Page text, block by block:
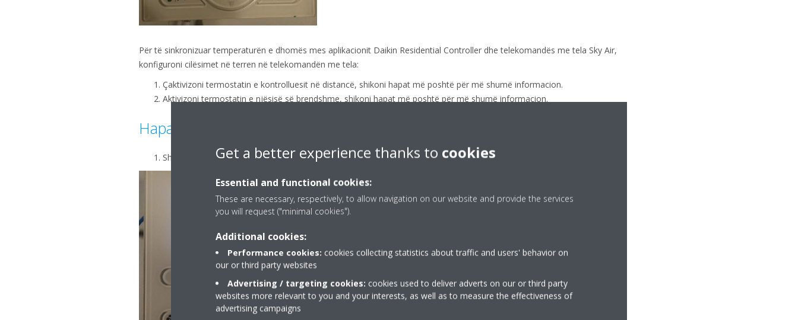
Për të sinkronizuar temperaturën e dhomës mes aplikacionit Daikin Residential Controller dhe telekomandës me tela Sky Air,
konfiguroni cilësimet në terren në telekomandën me tela:
Çaktivizoni termostatin e kontrolluesit në distancë, shikoni hapat më poshtë për më shumë informacion.
Aktivizoni termostatin e njësisë së brendshme, shikoni hapat më poshtë për më shumë informacion.
Hapat në telekomandë
Shtypni dhe mbani shtypur butonin e anulimit për 4 sekonda ose më shumë për të hyrë në modalitetin e shërbimit.
Get a better experience thanks to cookies
Essential and functional cookies:
These are necessary, respectively, to allow navigation on our website and provide the services
you will request ("minimal cookies").
Additional cookies:
Performance cookies: cookies collecting statistics about traffic and users' behavior on
our or third party websites
Advertising / targeting cookies: cookies used to deliver adverts on our or third party
websites more relevant to you and your interests, as well as to measure the effectiveness of
advertising campaigns